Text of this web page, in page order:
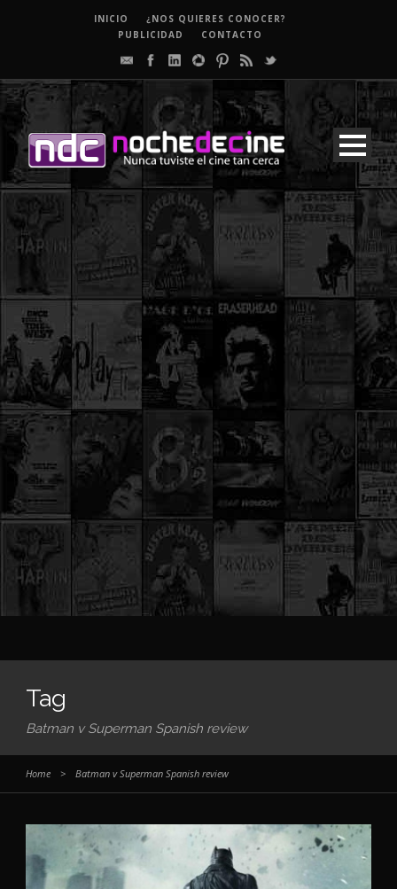
INICIO
¿NOS QUIERES CONOCER?
PUBLICIDAD
CONTACTO
Tag
Batman v Superman Spanish review
Home > Batman v Superman Spanish review